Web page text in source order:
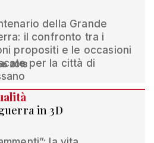
della Grande
il confronto tra i
propositi e le occasioni
per la città di
2018
in 3D